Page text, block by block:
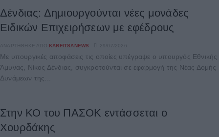
Δένδιας: Δημιουργούνται νέες μονάδες
Ειδικών Επιχειρήσεων με εφέδρους
ΑΝΑΡΤΉΘΗΚΕ ΑΠΌ KARFITSANEWS 29/07/2026
Με υπουργικές αποφάσεις τις οποίες υπέγραψε ο υπουργός Εθνικής
Άμυνας, Νίκος Δένδιας, συγκροτούνται σε εφαρμογή της Νέας Δομής
Δυνάμεων της...
Στην ΚΟ του ΠΑΣΟΚ εντάσσεται ο
Χουρδάκης